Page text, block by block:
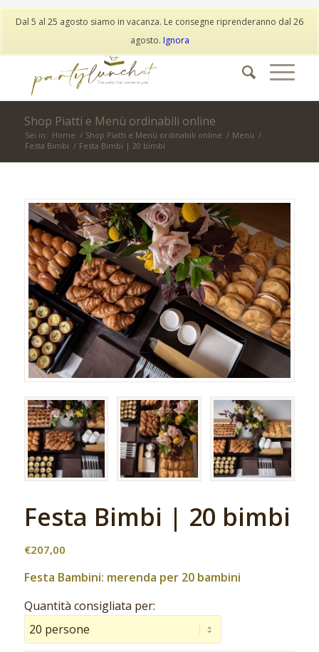
My Account
Wishlist
Shop Piatti e Menù ordinabili online
Sei in: Home / Shop Piatti e Menù ordinabili online / Menù /
Festa Bimbi / Festa Bimbi | 20 bimbi
Festa Bimbi | 20 bimbi
€207,00
Festa Bambini: merenda per 20 bambini
Quantità consigliata per:
Dal 5 al 25 agosto siamo in vacanza. Le consegne riprenderanno dal 26
agosto. Ignora